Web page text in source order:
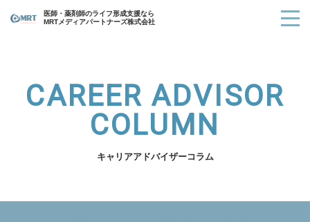
医師・薬剤師のライフ形成支援なら
MRTメディアパートナーズ株式会社
CAREER ADVISOR
COLUMN
キャリアアドバイザーコラム